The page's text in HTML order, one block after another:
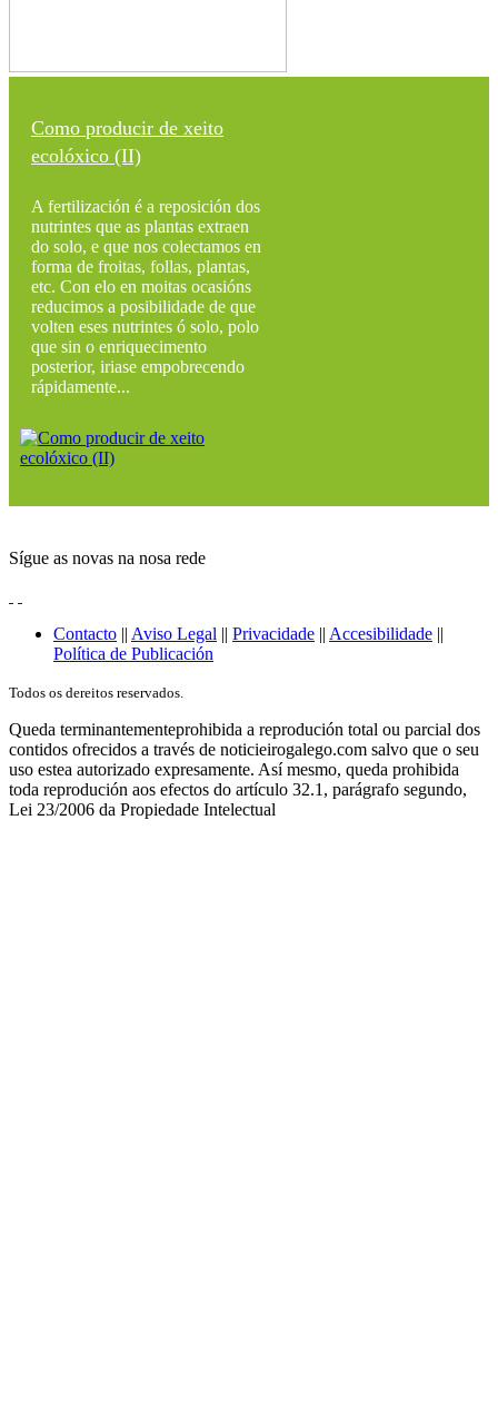
Como producir de xeito
ecolóxico (II)
A fertilización é a reposición dos
nutrintes que as plantas extraen
do solo, e que nos colectamos en
forma de froitas, follas, plantas,
etc. Con elo en moitas ocasións
reducimos a posibilidade de que
volten eses nutrintes ó solo, polo
que sin o enriquecimento
posterior, iriase empobrecendo
rápidamente...
Sígue as novas na nosa rede
Contacto || Aviso Legal || Privacidade || Accesibilidade ||
Política de Publicación
Todos os dereitos reservados.
Queda terminantementeprohibida a reprodución total ou parcial dos
contidos ofrecidos a través de noticieirogalego.com salvo que o seu
uso estea autorizado expresamente. Así mesmo, queda prohibida
toda reprodución aos efectos do artículo 32.1, parágrafo segundo,
Lei 23/2006 da Propiedade Intelectual